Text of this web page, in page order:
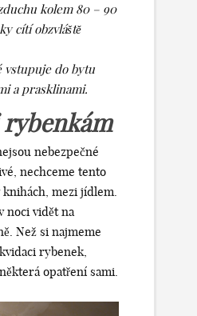
kolem 80 – 90
cítí obzvláště
vstupuje do bytu
a prasklinami.
nebezpečné
nechceme tento
mezi jídlem.
noci vidět na
Než si najmeme
rybenek,
opatření sami.